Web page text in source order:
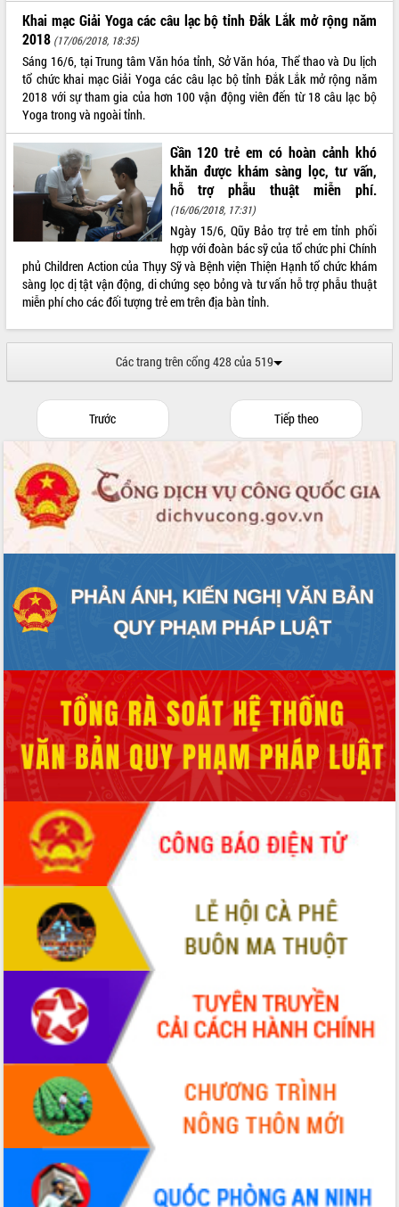
Chuyển đổi số 'mở đường' cho nông
nghiệp Đắk Lắk tăng trưởng bứt phá
Triển khai đồng bộ đo đạc, lập hồ sơ
địa chính, hoàn thiện cơ sở dữ liệu đất
đai
Ứng dụng sinh trắc học - Bước tiến
trong hành trình chuyển đổi số tại Đắk
Lắk
Đắk Lắk nâng cao hiệu quả công tác
Đảng từ Sổ tay đảng viên điện tử
Đắk Lắk đẩy mạnh nuôi biển công
nghệ, hướng tới phát triển thủy sản
bền vững
Tập huấn nâng cao năng lực triển khai
chuyển đổi số cho cán bộ, công chức
cấp xã
Đắk Lắk phát động hưởng ứng Ngày
Quyền của người tiêu dùng Việt Nam
Đẩy mạnh cải cách hành chính, quyết
tâm đạt được mục tiêu tăng trưởng
hai con số trong năm 2026
Tổ chức trang trọng Lễ hội Đền thờ
Lương Văn Chánh năm 2026
Phó Bí thư Tỉnh ủy Đắk Lắk Đỗ Hữu
Huy giữ chức Bí thư Đảng ủy Ủy Ban
Nhân dân tỉnh
Bệnh án điện tử thúc đẩy chuyển đổi
số y tế tại Đắk Lắk
không gian tri thức trong thời đại số
Đánh giá, rút kinh nghiệm công tác tổ
chức diễn tập trước ngày bầu cử
Friendship Meeting New Year 2026”
Bầu cử Quốc hội và HĐND: Cử tri Đắk
Lắk gửi gắm niềm tin, kỳ vọng vào lá
phiếu
Đắk Lắk sẵn sàng các điều kiện cho
Ngày hội bầu cử đại biểu Quốc hội
khóa XVI và HĐND các cấp nhiệm kỳ
2026-2031
Đảm bảo cuộc bầu cử đại biểu Quốc
hội và đại biểu HĐND các cấp diễn ra
an toàn, hiệu quả, đúng quy định
Thủ tướng Chính phủ Phạm Minh Chính
kiểm tra, chỉ đạo hoàn thành các dự
án cao tốc và thăm khu tái định cư tại
Đắk Lắk
Sôi nổi Hội đua ngựa truyền thống Gò
Thì Thùng mừng Xuân Bính Ngọ 2026
Lãnh đạo tỉnh dâng hương tưởng niệm
tại Đập Đồng Cam đầu Xuân Bính Ngọ
Ngành nông nghiệp phấn đấu tăng
trưởng đạt 5,86% trong năm 2026
UBND tỉnh Đắk Lắk triển khai công tác
quốc phòng, quân sự địa phương năm
2026
Đắk Lắk tập trung toàn lực khắc phục
tồn tại IUU, sẵn sàng làm việc với
Đoàn thanh tra EC
Chủ tịch UBND tỉnh Tạ Anh Tuấn thăm,
Khai mạc Giải Yoga các câu lạc bộ tỉnh Đắk Lắk mở rộng năm
2018 (17/06/2018, 18:35)
Sáng 16/6, tại Trung tâm Văn hóa tỉnh, Sở Văn hóa, Thể thao và Du lịch
tổ chức khai mạc Giải Yoga các câu lạc bộ tỉnh Đắk Lắk mở rộng năm
2018 với sự tham gia của hơn 100 vận động viên đến từ 18 câu lạc bộ
Yoga trong và ngoài tỉnh.
Gần 120 trẻ em có hoàn cảnh khó
khăn được khám sàng lọc, tư vấn,
hỗ trợ phẫu thuật miễn phí.
(16/06/2018, 17:31)
Ngày 15/6, Qũy Bảo trợ trẻ em tỉnh phối
hợp với đoàn bác sỹ của tổ chức phi Chính
phủ Children Action của Thụy Sỹ và Bệnh viện Thiện Hạnh tổ chức khám
sàng lọc dị tật vận động, di chứng sẹo bỏng và tư vấn hỗ trợ phẫu thuật
miễn phí cho các đối tượng trẻ em trên địa bàn tỉnh.
Các trang trên cổng 428 của 519
Trước Tiếp theo